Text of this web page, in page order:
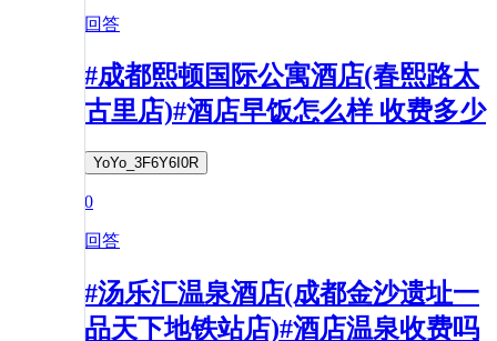
回答
#成都熙顿国际公寓酒店(春熙路太
古里店)#酒店早饭怎么样 收费多少
YoYo_3F6Y6I0R
0
回答
#汤乐汇温泉酒店(成都金沙遗址一
品天下地铁站店)#酒店温泉收费吗